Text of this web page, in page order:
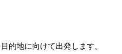
的地に向けて出発します。